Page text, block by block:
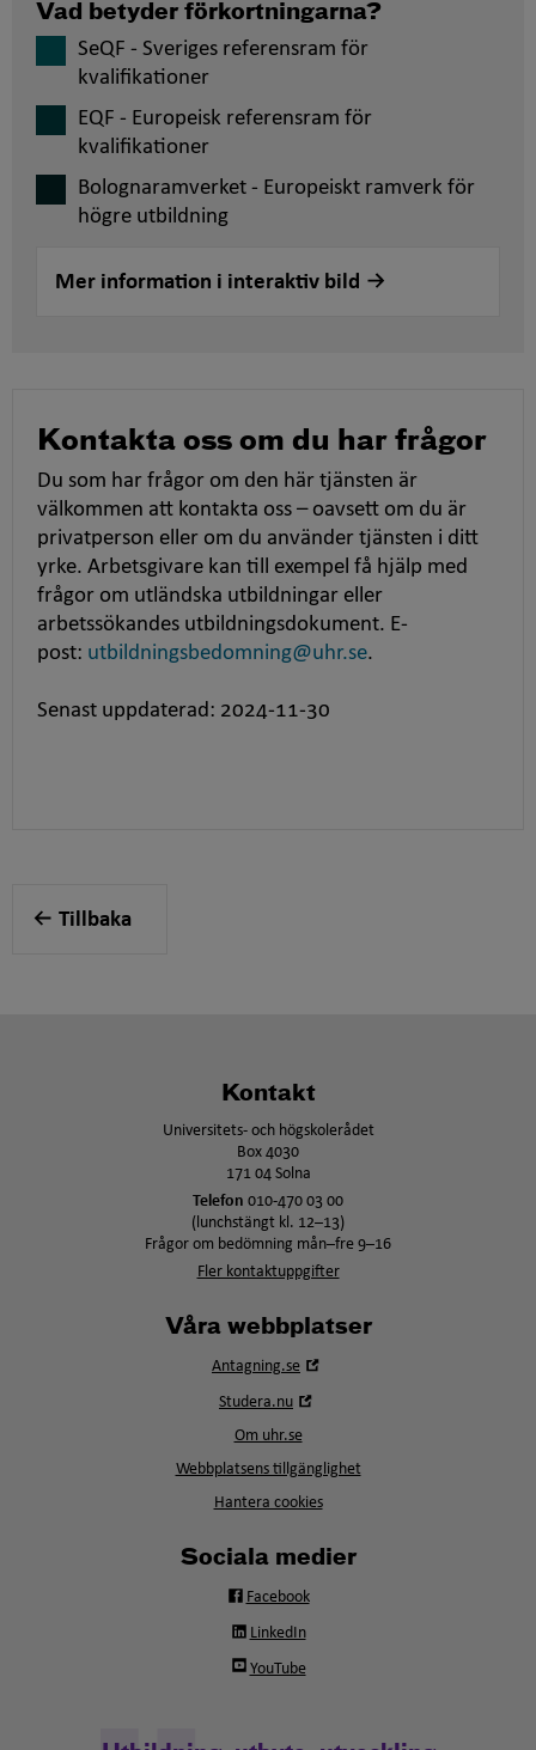
Vad betyder förkortningarna?
SeQF - Sveriges referensram för
kvalifikationer
EQF - Europeisk referensram för
kvalifikationer
Bolognaramverket - Europeiskt ramverk för
högre utbildning
Mer information i interaktiv bild
Kontakta oss om du har frågor
Du som har frågor om den här tjänsten är
välkommen att kontakta oss – oavsett om du är
privatperson eller om du använder tjänsten i ditt
yrke. Arbetsgivare kan till exempel få hjälp med
frågor om utländska utbildningar eller
arbetssökandes utbildningsdokument. E-
post: utbildningsbedomning@uhr.se.
Senast uppdaterad: 2024-11-30
Tillbaka
Kontakt
Universitets- och högskolerådet
Box 4030
171 04 Solna
Telefon 010-470 03 00
(lunchstängt kl. 12–13)
Frågor om bedömning mån–fre 9–16
Fler kontaktuppgifter
Våra webbplatser
Antagning.se
Studera.nu
fönster
Om uhr.se
Webbplatsens tillgänglighet
Hantera cookies
Sociala medier
Facebook
LinkedIn
YouTube